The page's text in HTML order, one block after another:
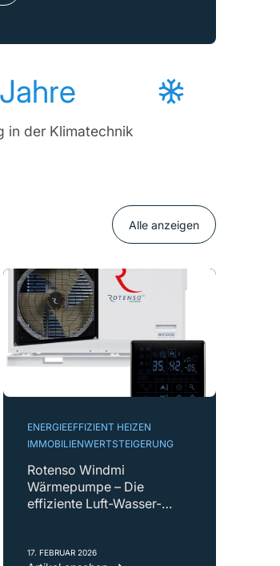
in der Klimatechnik
Alle anzeigen
ENERGIEEFFIZIENT HEIZEN
IMMOBILIENWERTSTEIGERUNG
Rotenso Windmi
Wärmepumpe – Die
effiziente Luft-Wasser-
17. FEBRUAR 2026